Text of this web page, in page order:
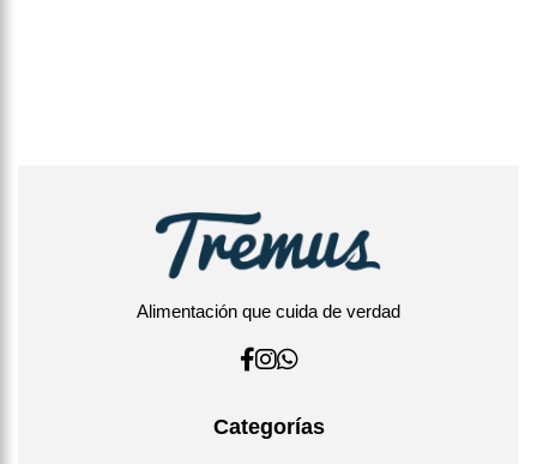
Alimentación que cuida de verdad
Categorías